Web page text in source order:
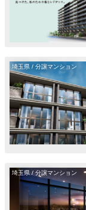
埼玉県 / 分譲マンション
埼玉県 / 分譲マンション